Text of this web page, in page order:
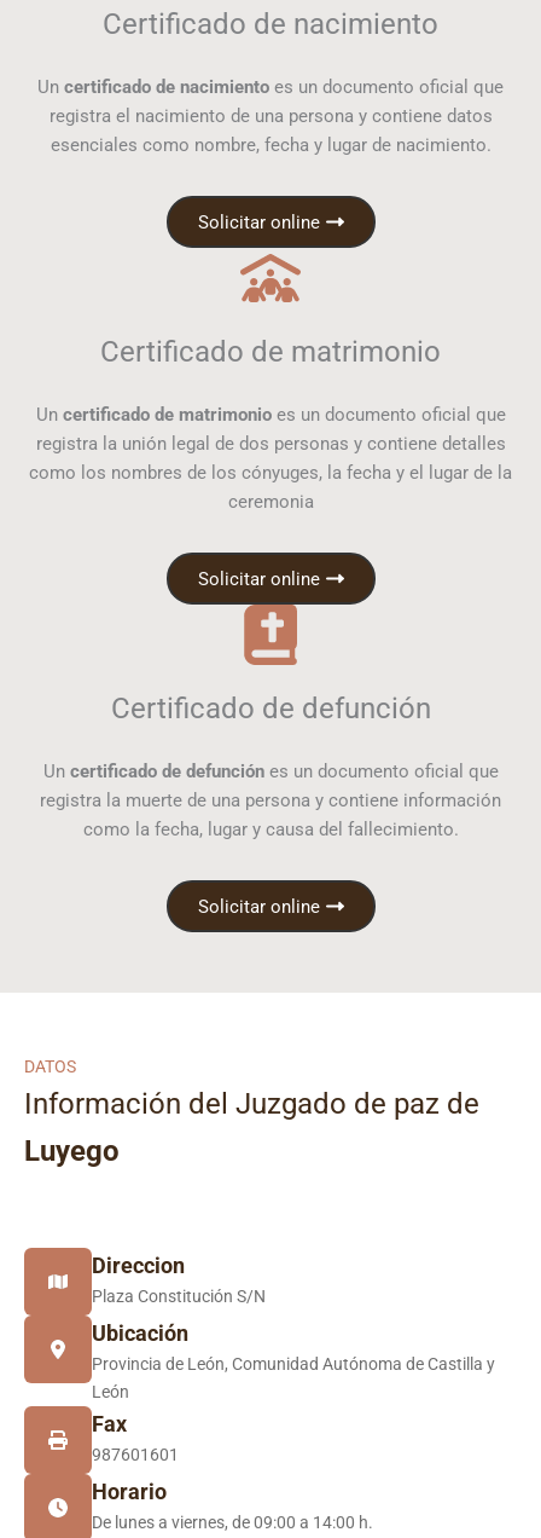
Certificado de nacimiento
Un certificado de nacimiento es un documento oficial que
registra el nacimiento de una persona y contiene datos
esenciales como nombre, fecha y lugar de nacimiento.
Solicitar online
Certificado de matrimonio
Un certificado de matrimonioes un documento oficial que
registra la unión legal de dos personas y contiene detalles
como los nombres de los cónyuges, la fecha y el lugar de la
ceremonia
Solicitar online
Certificado de defunción
Un certificado de defunciónes un documento oficial que
registra la muerte de una persona y contiene información
como la fecha, lugar y causa del fallecimiento.
Solicitar online
DATOS
Información del Juzgado de paz de
Luyego
Direccion
Plaza Constitución S/N
Ubicación
Provincia de León, Comunidad Autónoma de Castilla y
León
Fax
987601601
Horario
De lunes a viernes, de 09:00 a 14:00 h.